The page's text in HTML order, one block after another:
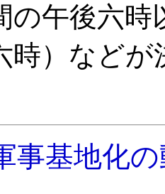
の午後六
時）など
事基地化